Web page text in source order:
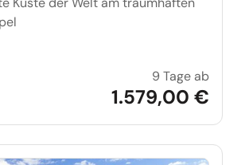
9 Tage ab
1.579,00 €